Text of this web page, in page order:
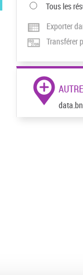
Tous les
Exporter
Transférer